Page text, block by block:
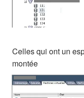
Celles qui ont un
montée